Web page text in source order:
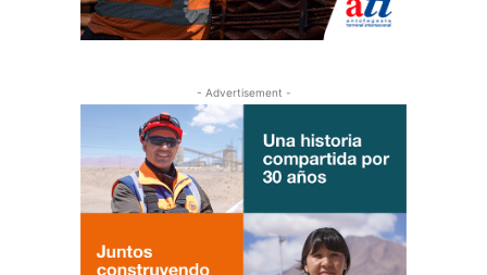
- Advertisement -